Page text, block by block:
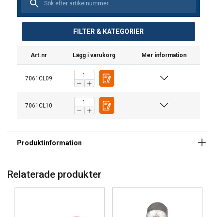
FILTER & KATEGORIER
Art.nr Lägg i varukorg Mer information
7061CL09
7061CL10
Material:
Relaterade produkter